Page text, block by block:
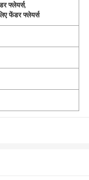
फ्लेयर्स,
फेंडर फ्लेयर्स